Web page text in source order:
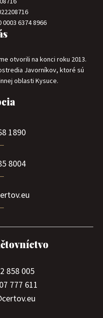
0003 6374 8966
otvorili na konci roku 2013.
Javorníkov, ktoré sú
oblasti Kysuce.
1890
8004
858 005
777 611